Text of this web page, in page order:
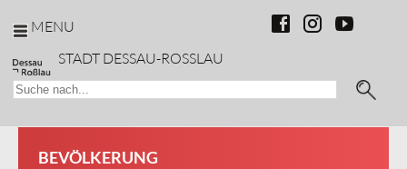
MENU
STADT DESSAU-ROSSLAU
BEVÖLKERUNG